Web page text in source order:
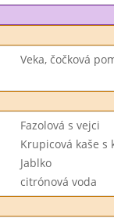
Veka, čočková
Fazolová s vejci
Krupicová kaše s
Jablko
citrónová voda